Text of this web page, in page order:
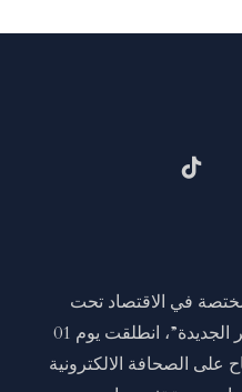
في الاقتصاد تحت
شعار “نافذة على اقتصاد الجزائر الجديدة”، انطلقت يوم 01
على الصحافة الالكترونية